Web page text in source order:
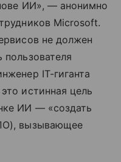
ИИ», — анонимно
Microsoft.
не должен
пользователя
IT-гиганта
истинная цель
ИИ — «создать
вызывающее